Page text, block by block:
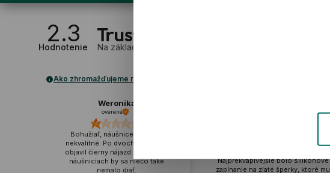
2.3
Hodnotenie Na základe
Ako zhromažďujeme recenzie?
Weronika
overené
Bohužiaľ, náušnice sú veľmi
nekvalitné. Po dvoch dňoch sa
objavil čierny nájazd. Pri zlatých
náušniciach by sa niečo také
nemalo diať.
sa k fotke. Kov nie je žltý ako na
Najprekvapivejšie bolo silikónové
zapínanie na zlaté šperky, ktoré mu